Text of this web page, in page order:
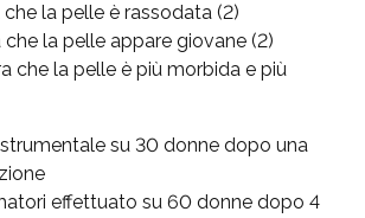
che la pelle è rassodata (2)
che la pelle appare giovane (2)
che la pelle è più morbida e più
su 30 donne dopo una
effettuato su 60 donne dopo 4